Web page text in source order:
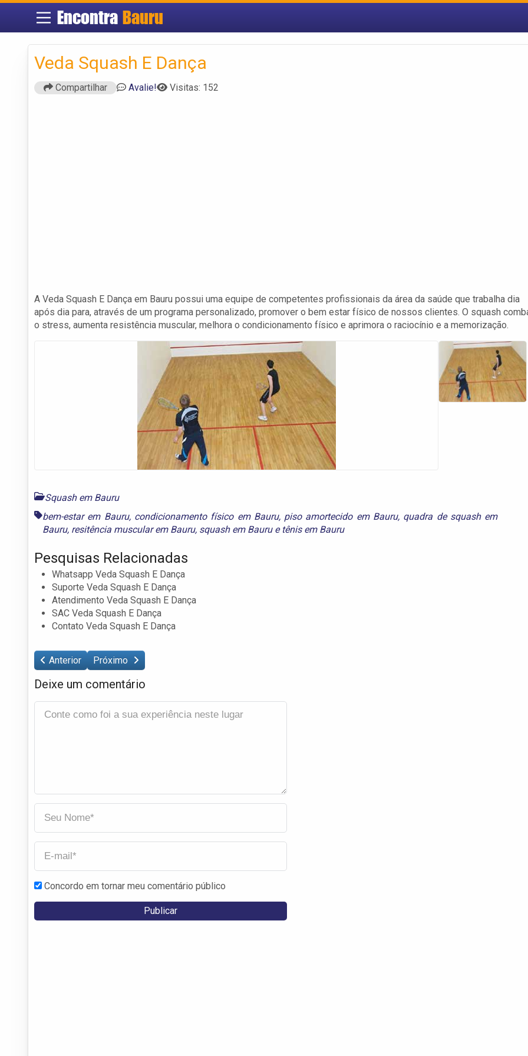
EncontraBauru
Veda Squash E Dança
Compartilhar Avalie! Visitas: 152
A Veda Squash E Dança em Bauru possui uma equipe de competentes profissionais da área da saúde que trabalha dia
após dia para, através de um programa personalizado, promover o bem estar físico de nossos clientes. O squash
o stress, aumenta resistência muscular, melhora o condicionamento físico e aprimora o raciocínio e a memorização.
Squash em Bauru
bem-estar em Bauru, condicionamento físico em Bauru, piso amortecido em Bauru, quadra de squash em
Bauru, resitência muscular em Bauru, squash em Baurue tênis em Bauru
Pesquisas Relacionadas
Whatsapp Veda Squash E Dança
Suporte Veda Squash E Dança
Atendimento Veda Squash E Dança
SAC Veda Squash E Dança
Contato Veda Squash E Dança
Anterior Próximo
Deixe um comentário
Concordo em tornar meu comentário público